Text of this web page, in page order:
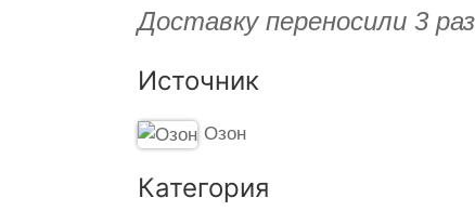
Доставку переносили 3
Источник
Озон
Категория